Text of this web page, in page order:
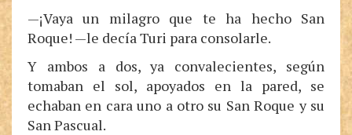
—¡Vaya un milagro que te ha hecho San
Roque! —le decía Turi para consolarle.
Y ambos a dos, ya convalecientes, según
tomaban el sol, apoyados en la pared, se
echaban en cara uno a otro su San Roque y su
San Pascual.